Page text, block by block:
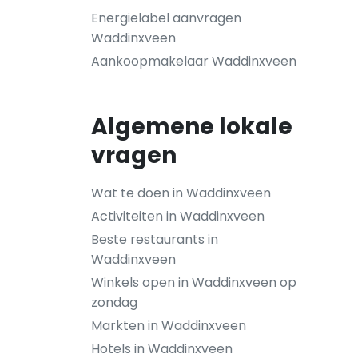
Energielabel aanvragen
Waddinxveen
Aankoopmakelaar Waddinxveen
Algemene lokale
vragen
Wat te doen in Waddinxveen
Activiteiten in Waddinxveen
Beste restaurants in
Waddinxveen
Winkels open in Waddinxveen op
zondag
Markten in Waddinxveen
Hotels in Waddinxveen